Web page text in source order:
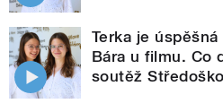
Terka je
Bára u filmu. Co
soutěž